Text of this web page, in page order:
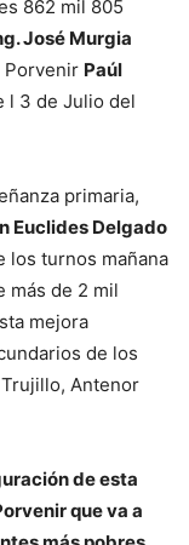
862 mil 805
José Murgia
Porvenir Paúl
l 3 de Julio del
primaria,
Euclides Delgado
los turnos mañana
más de 2 mil
mejora
de los
Antenor
de esta
que va a